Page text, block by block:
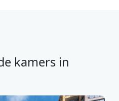
kamers in